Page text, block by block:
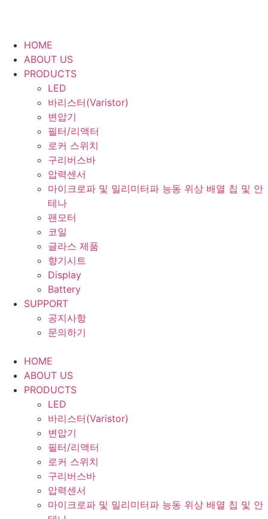
HOME
ABOUT US
PRODUCTS
LED
바리스터(Varistor)
변압기
필터/리액터
로커 스위치
구리버스바
압력센서
마이크로파 및 밀리미터파 능동 위상 배열 칩 및 안
테나
팬모터
코일
글라스 제품
향기시트
Display
Battery
SUPPORT
공지사항
문의하기
HOME
ABOUT US
PRODUCTS
LED
바리스터(Varistor)
변압기
필터/리액터
로커 스위치
구리버스바
압력센서
마이크로파 및 밀리미터파 능동 위상 배열 칩 및 안